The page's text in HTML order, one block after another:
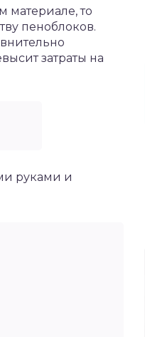
материале, то
пеноблоков.
затраты на
руками и